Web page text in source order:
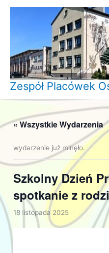
Zespół Placówek
« Wszystkie Wydarzenia
wydarzenie już minęło.
Szkolny Dzień
spotkanie z
18 listopada 2025